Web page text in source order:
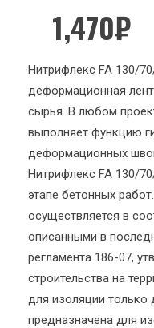
1,470₽
Нитрифлекс FA 130/
деформационная
сырья. В любом
выполняет функцию
деформационных
Нитрифлекс FA 130/
этапе бетонных
осуществляется в
описанными в
регламента 186-07,
строительства на
для изоляции
предназначена для